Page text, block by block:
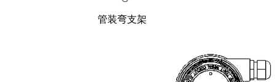
管装弯支架